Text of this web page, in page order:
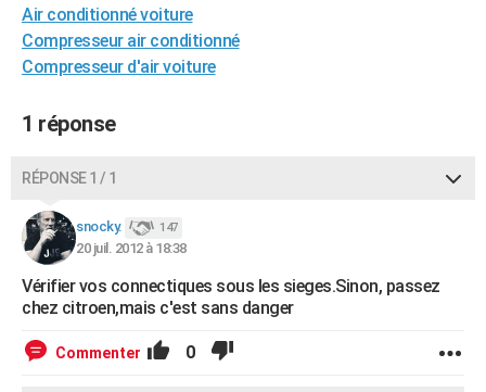
Destinations
City break
Voyage nature
Voyage de noces
Forum
Climat
+PHOTO
GUIDES D'ACHAT
BONS PLANS
Dictionnaire
Biographies
Citations
Expressions
Proverbes
PROGRAMME TV
COPAINS D'AVANT
AVIS DE DÉCÈS
Air conditionné voiture
Compresseur air conditionné
Compresseur d'air voiture
1 réponse
RÉPONSE 1 / 1
snocky. 147
20 juil. 2012 à 18:38
Vérifier vos connectiques sous les sieges.Sinon, passez
chez citroen,mais c'est sans danger
Commenter 0